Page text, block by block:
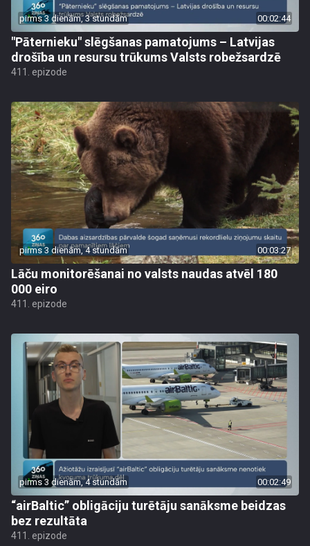
pirms 3 dienām, 3 stundām 00:02:44
"Pāternieku" slēgšanas pamatojums – Latvijas
drošība un resursu trūkums Valsts robežsardzē
411. epizode
pirms 3 dienām, 4 stundām 00:03:27
Lāču monitorēšanai no valsts naudas atvēl 180
000 eiro
411. epizode
pirms 3 dienām, 4 stundām 00:02:49
“airBaltic” obligāciju turētāju sanāksme beidzas
bez rezultāta
411. epizode